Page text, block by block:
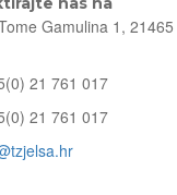
Gamulina 1, 21465
21 761 017
21 761 017